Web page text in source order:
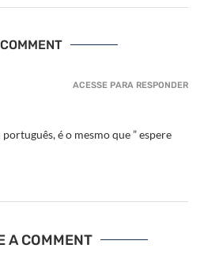
é o mesmo que ” espere
ACESSE PARA RESPONDER
A COMMENT